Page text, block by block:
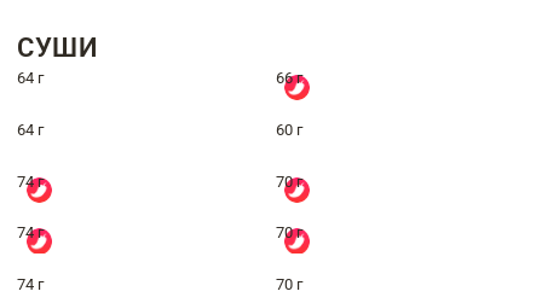
СУШИ
64 г 66 г
64 г 60 г
74 г 70 г
74 г 70 г
74 г 70 г